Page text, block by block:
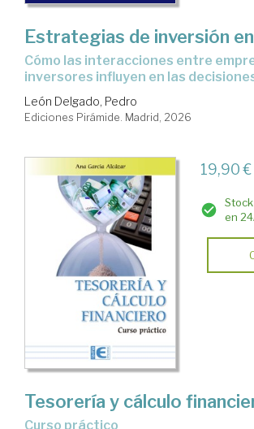
Estrategias de inversión
Cómo las interacciones entre empresas e
inversores influyen en las
León Delgado, Pedro
Ediciones Pirámide. Madrid, 2026
19,90 €
en
Tesorería y cálculo
Curso práctico